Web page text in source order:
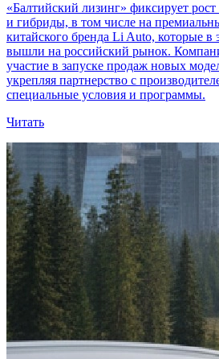
«Балтийский лизинг» фиксирует
и гибриды, в том числе на
китайского бренда Li Auto, которые
вышли на российский рынок.
участие в запуске продаж новых
укрепляя партнерство с
специальные условия и программы.
Читать